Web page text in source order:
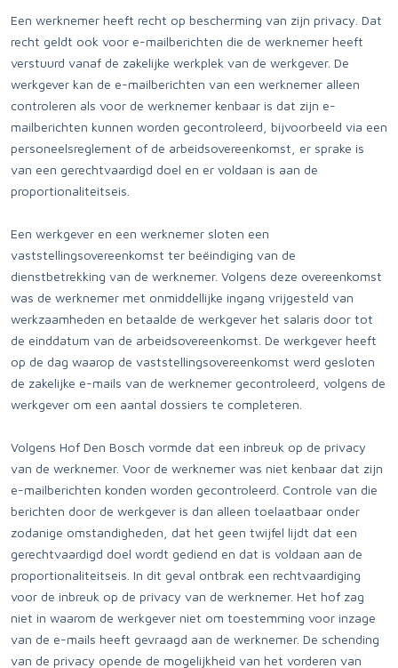
Een werknemer heeft recht op bescherming van zijn privacy. Dat
recht geldt ook voor e-mailberichten die de werknemer heeft
verstuurd vanaf de zakelijke werkplek van de werkgever. De
werkgever kan de e-mailberichten van een werknemer alleen
controleren als voor de werknemer kenbaar is dat zijn e-
mailberichten kunnen worden gecontroleerd, bijvoorbeeld via een
personeelsreglement of de arbeidsovereenkomst, er sprake is
van een gerechtvaardigd doel en er voldaan is aan de
proportionaliteitseis.
Een werkgever en een werknemer sloten een
vaststellingsovereenkomst ter beëindiging van de
dienstbetrekking van de werknemer. Volgens deze overeenkomst
was de werknemer met onmiddellijke ingang vrijgesteld van
werkzaamheden en betaalde de werkgever het salaris door tot
de einddatum van de arbeidsovereenkomst. De werkgever heeft
op de dag waarop de vaststellingsovereenkomst werd gesloten
de zakelijke e-mails van de werknemer gecontroleerd, volgens de
werkgever om een aantal dossiers te completeren.
Volgens Hof Den Bosch vormde dat een inbreuk op de privacy
van de werknemer. Voor de werknemer was niet kenbaar dat zijn
e-mailberichten konden worden gecontroleerd. Controle van die
berichten door de werkgever is dan alleen toelaatbaar onder
zodanige omstandigheden, dat het geen twijfel lijdt dat een
gerechtvaardigd doel wordt gediend en dat is voldaan aan de
proportionaliteitseis. In dit geval ontbrak een rechtvaardiging
voor de inbreuk op de privacy van de werknemer. Het hof zag
niet in waarom de werkgever niet om toestemming voor inzage
van de e-mails heeft gevraagd aan de werknemer. De schending
van de privacy opende de mogelijkheid van het vorderen van